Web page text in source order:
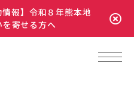
情報】令和８年熊本地
寄せる方へ